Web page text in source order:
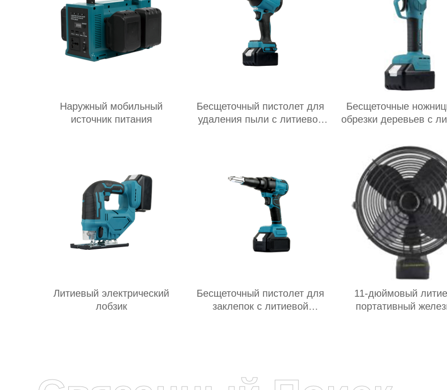
Наружный мобильный
источник питания
Бесщеточный пистолет для
удаления пыли с литиевой
Бесщеточные
обрезки деревьев с
Литиевый электрический
лобзик
Бесщеточный пистолет для
заклепок с литиевой
11-дюймовый
портативный